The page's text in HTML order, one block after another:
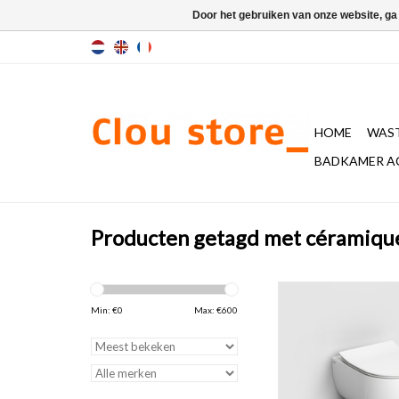
HOME
BADKAMER
Producten getagd met
Min: €0 Max: €600
systeem, glanzend
Artikel bestaat
artikelnummers.
Door het gebruiken van onze website,